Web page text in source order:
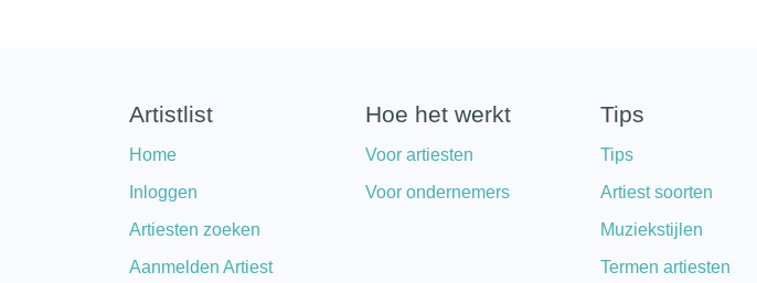
Artistlist
Home
Inloggen
Artiesten zoeken
Aanmelden Artiest
Hoe het werkt
Voor artiesten
Voor ondernemers
Tips
Tips
Artiest soorten
Muziekstijlen
Termen artiesten